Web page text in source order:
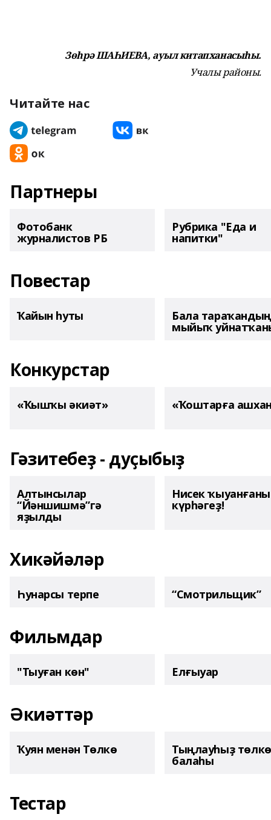
Зөһрә ШАҺИЕВА, ауыл китапханасыһы.
Учалы районы.
Читайте нас
Партнеры
Фотобанк
журналистов РБ
Рубрика "Еда и
напитки"
Повестар
Ҡайын һуты Бала тараҡандың
мыйыҡ
Конкурстар
«Ҡышҡы әкиәт» «Ҡоштарға
Гәзитебеҙ - дуҫыбыҙ
Алтынсылар
“Йәншишмә”гә
яҙылды
Нисек
күрһәгеҙ!
Хикәйәләр
Һунарсы терпе “Смотрильщик”
Фильмдар
"Тыуған көн" Елғыуар
Әкиәттәр
Ҡуян менән Төлкө Тыңлауһыҙ төлкө
балаһы
Тестар